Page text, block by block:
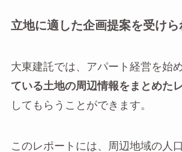
立地に適した企画提案を受けら
大東建託では、アパート経営を始
ている土地の周辺情報をまとめた
してもらうことができます。
このレポートには、周辺地域の人